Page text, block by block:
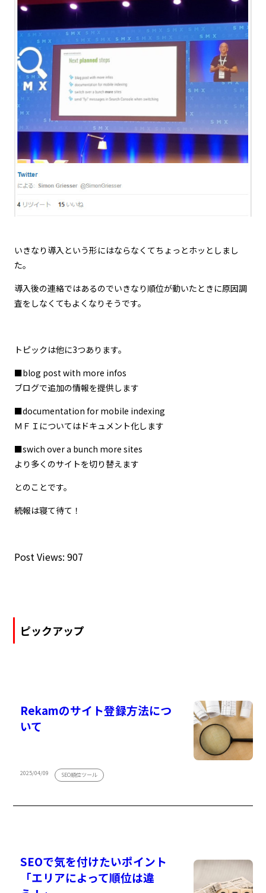
いきなり導入という形にはならなくてちょっとホッとしまし
た。
導入後の連絡ではあるのでいきなり順位が動いたときに原因調
査をしなくてもよくなりそうです。
トピックは他に3つあります。
■blog post with more infos
ブログで追加の情報を提供します
■documentation for mobile indexing
ＭＦＩについてはドキュメント化します
■swich over a bunch more sites
より多くのサイトを切り替えます
とのことです。
続報は寝て待て！
Post Views: 907
ピックアップ
Rekamのサイト登録方法につ
いて
2025/04/09 SEO順位ツール
SEOで気を付けたいポイント
「エリアによって順位は違